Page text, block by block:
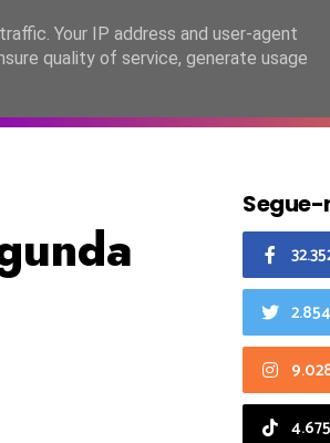
LANÇAMENTOS ESPECIAIS
Segue-
Your IP address and user-agent
quality of service, generate usage